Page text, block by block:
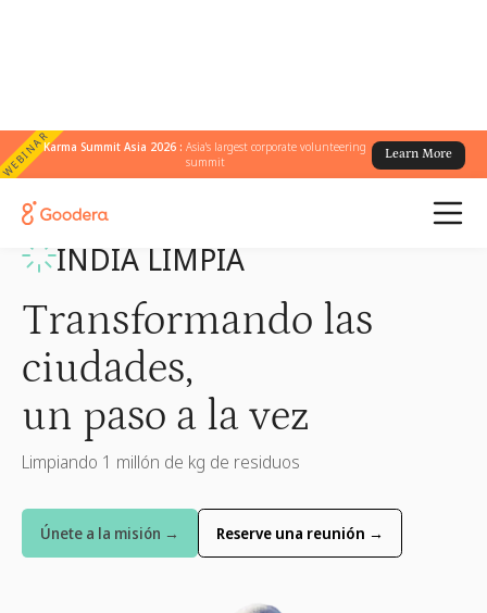
WEBINARKarma Summit Asia 2026 :Asia's largest corporate volunteering
summit
Learn More
← Programas Me4We
INDIA LIMPIA
Transformando las
ciudades,
un paso a la vez
Limpiando 1 millón de kg de residuos
Únete a la misión → Reserve una reunión →